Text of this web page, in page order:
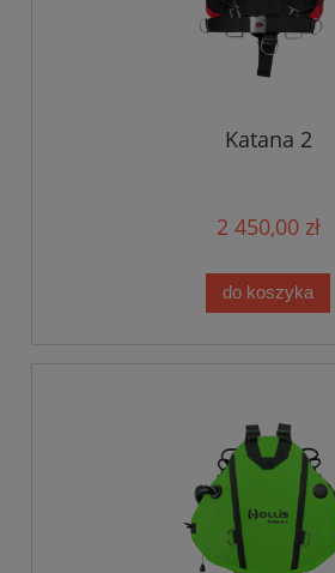
Katana 2
2 450,00 zł
do koszyka